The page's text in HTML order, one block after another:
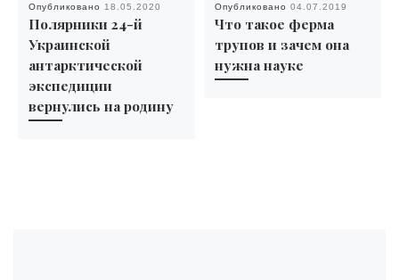
Опубликовано 18.05.2020
Полярники 24-й
Украинской
антарктической
экспедиции
вернулись на родину
Опубликовано 04.07.2019
Что такое ферма
трупов и зачем она
нужна науке